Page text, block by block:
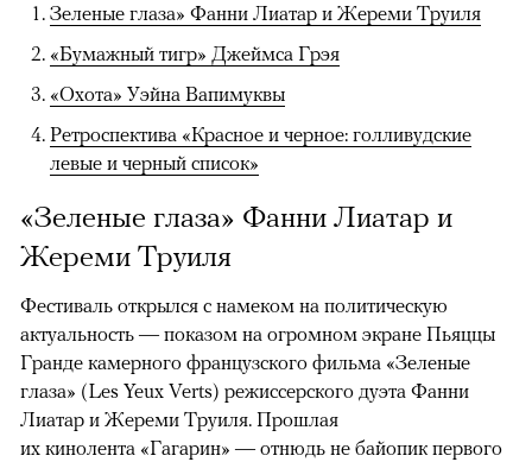
Зеленые глаза» Фанни Лиатар и Жереми Труиля
«Бумажный тигр» Джеймса Грэя
«Охота» Уэйна Вапимуквы
Ретроспектива «Красное и черное: голливудские
левые и черный список»
«Зеленые глаза» Фанни Лиатар и
Жереми Труиля
Фестиваль открылся с намеком на политическую
актуальность — показом на огромном экране Пьяццы
Гранде камерного французского фильма «Зеленые
глаза» (Les Yeux Verts) режиссерского дуэта Фанни
Лиатар и Жереми Труиля. Прошлая
их кинолента «Гагарин» — отнюдь не байопик первого